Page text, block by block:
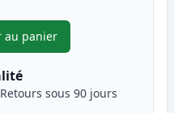
au panier
,Brother TN245Y (TN241Y)
sous 90 jours